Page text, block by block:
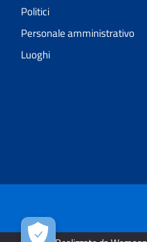
Politici
Personale amministrativo
Luoghi